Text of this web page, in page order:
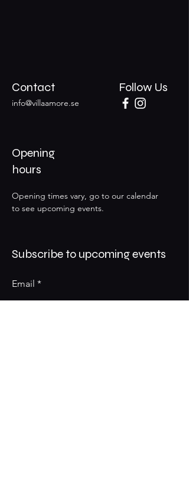
Contact
info@villaamore.se
Follow Us
Opening
hours
Opening times vary, go to our calendar
to see upcoming events.
Subscribe to upcoming events
Email